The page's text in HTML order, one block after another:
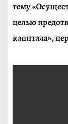
тему
целью
капитала»,